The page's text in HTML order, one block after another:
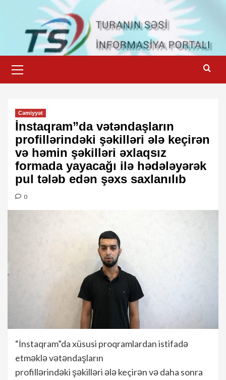
content
Menu
Cəmiyyət
İnstaqram”da vətəndaşların
profillərindəki şəkilləri ələ keçirən
və həmin şəkilləri əxlaqsız
formada yayacağı ilə hədələyərək
pul tələb edən şəxs saxlanılıb
0
“İnstaqram”da xüsusi proqramlardan istifadə
etməklə vətəndaşların
profillərindəki şəkilləri ələ keçirən və daha sonra